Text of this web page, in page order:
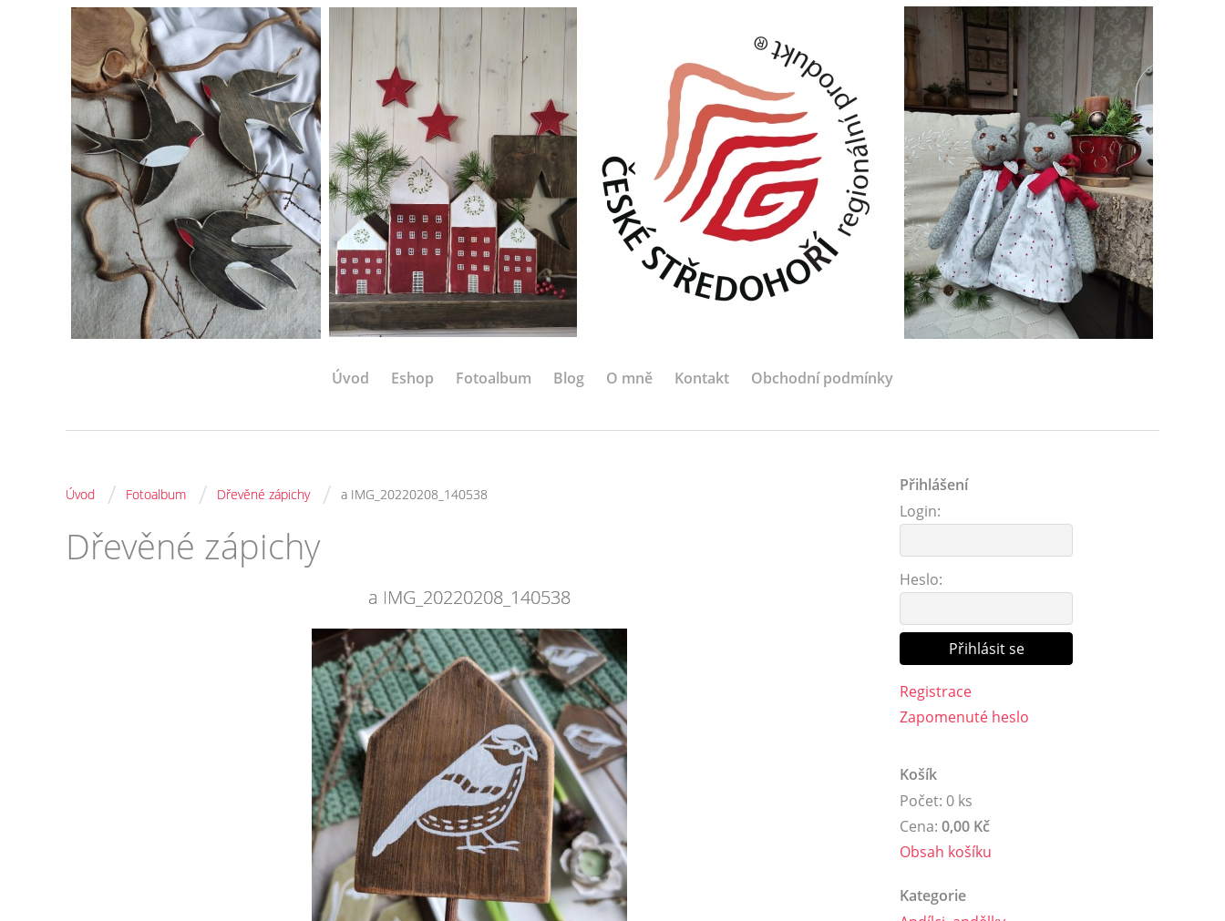
Úvod Eshop Fotoalbum Blog O mně Kontakt Obchodní podmínky
Úvod / Fotoalbum / Dřevěné zápichy / a IMG_20220208_140538
Dřevěné zápichy
a IMG_20220208_140538
Přihlášení
Login:
Heslo:
Registrace
Zapomenuté heslo
Košík
Počet: 0 ks
Cena: 0,00 Kč
Obsah košíku
Kategorie